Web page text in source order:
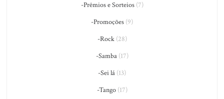
-Prêmios e Sorteios(7)
-Promoções (9)
-Rock(28)
-Samba(17)
-Sei lá (13)
-Tango(17)